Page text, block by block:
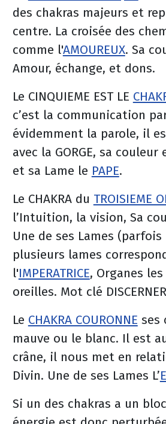
des chakras majeurs et
centre. La croisée des
comme l'AMOUREUX. Sa
Amour, échange, et dons.
Le CINQUIEME EST LE
c’est la communication
évidemment la parole, il
avec la GORGE, sa
et sa Lame le PAPE.
Le CHAKRA du TROISIEME
l’Intuition, la vision, Sa
Une de ses Lames
plusieurs lames
l'IMPERATRICE, Organes
oreilles. Mot clé
Le CHAKRA COURONNE ses
mauve ou le blanc. Il est
crâne, il nous met en
Divin. Une de ses Lames L’
Si un des chakras a un